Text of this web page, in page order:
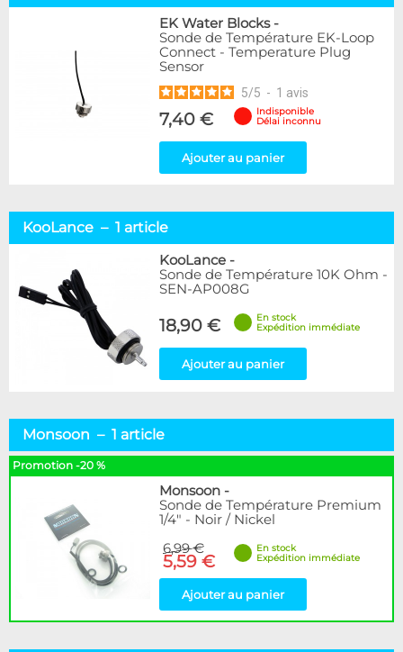
EK Water Blocks-
Sonde de Température EK-Loop
Connect - Temperature Plug
Sensor
5/5 - 1 avis
7,40 €
Indisponible
Délai inconnu
Ajouter au panier
KooLance – 1 article
KooLance -
Sonde de Température 10K Ohm -
SEN-AP008G
18,90 €
En stock
Expédition immédiate
Ajouter au panier
Monsoon – 1 article
Promotion -20 %
Monsoon -
Sonde de Température Premium
1/4" - Noir / Nickel
6,99 €
5,59 €
En stock
Expédition immédiate
Ajouter au panier